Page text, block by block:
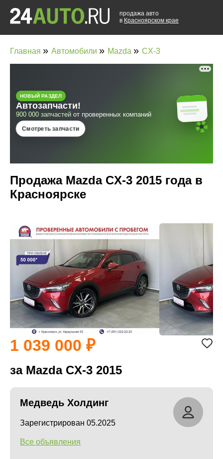
продажа авто
в Красноярском крае
Главная » Автомобили » Mazda » CX-3
Продажа Mazda CX-3 2015 года в
Красноярске
1 039 000
за Mazda CX-3 2015
Медведь Холдинг
Зарегистрирован 05.2025
Все объявления